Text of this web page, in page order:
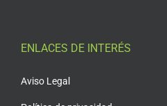
ENLACES DE INTERÉS
Aviso Legal